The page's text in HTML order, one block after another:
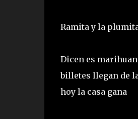
Ramita y la
Dicen es
billetes llegan de
hoy la casa gana